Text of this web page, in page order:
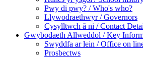
Pwy di pwy? / Who's who?
Llywodraethwyr / Governors
Cysylltwch â ni / Contact
Gwybodaeth Allweddol / Key
Swyddfa ar lein / Office on
Prosbectws